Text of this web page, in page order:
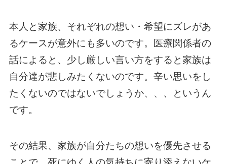
本人と家族、それぞれの想い・希望にズレがあ
るケースが意外にも多いのです。医療関係者の
話によると、少し厳しい言い方をすると家族は
自分達が悲しみたくないのです。辛い思いをし
たくないのではないでしょうか、、、というん
です。
その結果、家族が自分たちの想いを優先させる